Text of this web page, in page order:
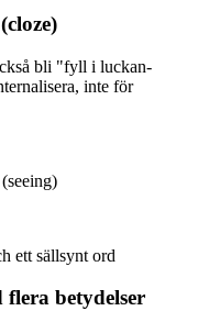
bli "fyll i luckan-
inte för
ett sällsynt ord
betydelser